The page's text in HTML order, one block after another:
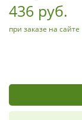
436 руб.
при заказе на сайте